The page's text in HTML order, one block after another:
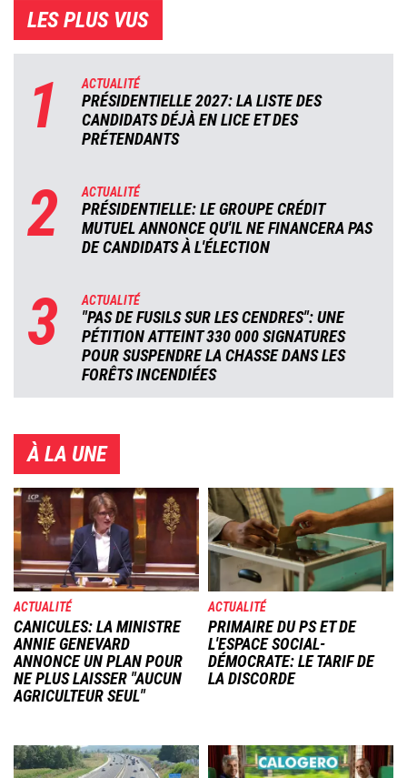
LES PLUS VUS
1 ACTUALITÉ
PRÉSIDENTIELLE 2027: LA LISTE DES
CANDIDATS DÉJÀ EN LICE ET DES
PRÉTENDANTS
2 ACTUALITÉ
PRÉSIDENTIELLE: LE GROUPE CRÉDIT
MUTUEL ANNONCE QU'IL NE FINANCERA PAS
DE CANDIDATS À L'ÉLECTION
3 ACTUALITÉ
"PAS DE FUSILS SUR LES CENDRES": UNE
PÉTITION ATTEINT 330 000 SIGNATURES
POUR SUSPENDRE LA CHASSE DANS LES
FORÊTS INCENDIÉES
À LA UNE
Image
ACTUALITÉ
CANICULES: LA MINISTRE
ANNIE GENEVARD
ANNONCE UN PLAN POUR
NE PLUS LAISSER "AUCUN
AGRICULTEUR SEUL"
Image
ACTUALITÉ
PRIMAIRE DU PS ET DE
L'ESPACE SOCIAL-
DÉMOCRATE: LE TARIF DE
LA DISCORDE
Image Image